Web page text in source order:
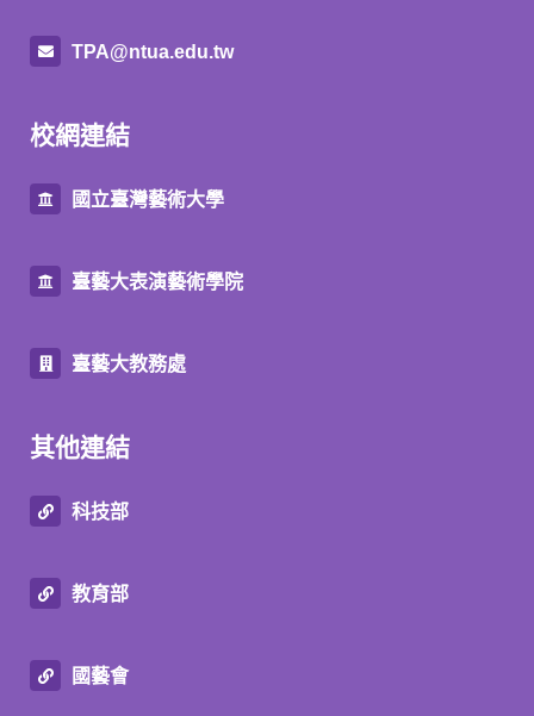
TPA@ntua.edu.tw
校網連結
國立臺灣藝術大學
臺藝大表演藝術學院
臺藝大教務處
其他連結
科技部
教育部
國藝會